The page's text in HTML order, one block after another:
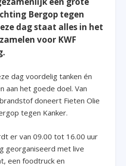
Bergop tegen
dag staat alles in het
voor KWF
dag voordelig tanken én
aan het goede doel. Van
doneert Fieten Olie
tegen Kanker.
er van 09.00 tot 16.00 uur
georganiseerd met live
een foodtruck en